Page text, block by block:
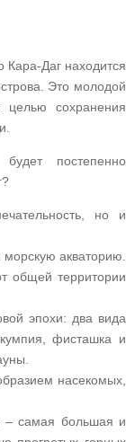
Кара-Даг находится
Это молодой
сохранения
постепенно
но и
акваторию.
общей территории
эпохи: два вида
фисташка и
насекомых,
– самая большая и